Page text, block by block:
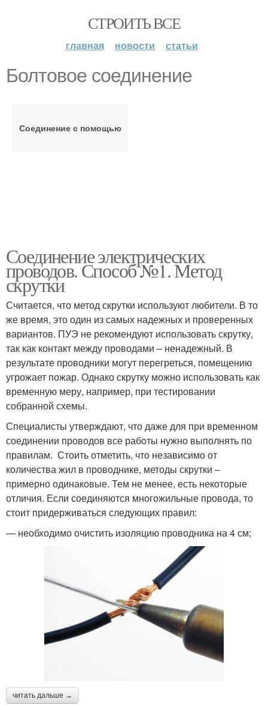
СТРОИТЬ ВСЕ
главная новости статьи
Болтовое соединение
Соединение с помощью
Соединение электрических
проводов. Способ №1. Метод
скрутки
Считается, что метод скрутки используют любители. В то
же время, это один из самых надежных и проверенных
вариантов. ПУЭ не рекомендуют использовать скрутку,
так как контакт между проводами – ненадежный. В
результате проводники могут перегреться, помещению
угрожает пожар. Однако скрутку можно использовать как
временную меру, например, при тестировании
собранной схемы.
Специалисты утверждают, что даже для при временном
соединении проводов все работы нужно выполнять по
правилам. Стоить отметить, что независимо от
количества жил в проводнике, методы скрутки –
примерно одинаковые. Тем не менее, есть некоторые
отличия. Если соединяются многожильные провода, то
стоит придерживаться следующих правил:
— необходимо очистить изоляцию проводника на 4 см;
читать дальше →